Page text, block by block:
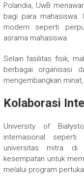
Polandia, UwB
bagi para mahasiswa.
modern seperti
asrama mahasiswa.
Selain fasilitas fisik,
berbagai organisasi
mengembangkan
Kolaborasi
University of
internasional seperti
universitas mitra di
kesempatan untuk
melalui program